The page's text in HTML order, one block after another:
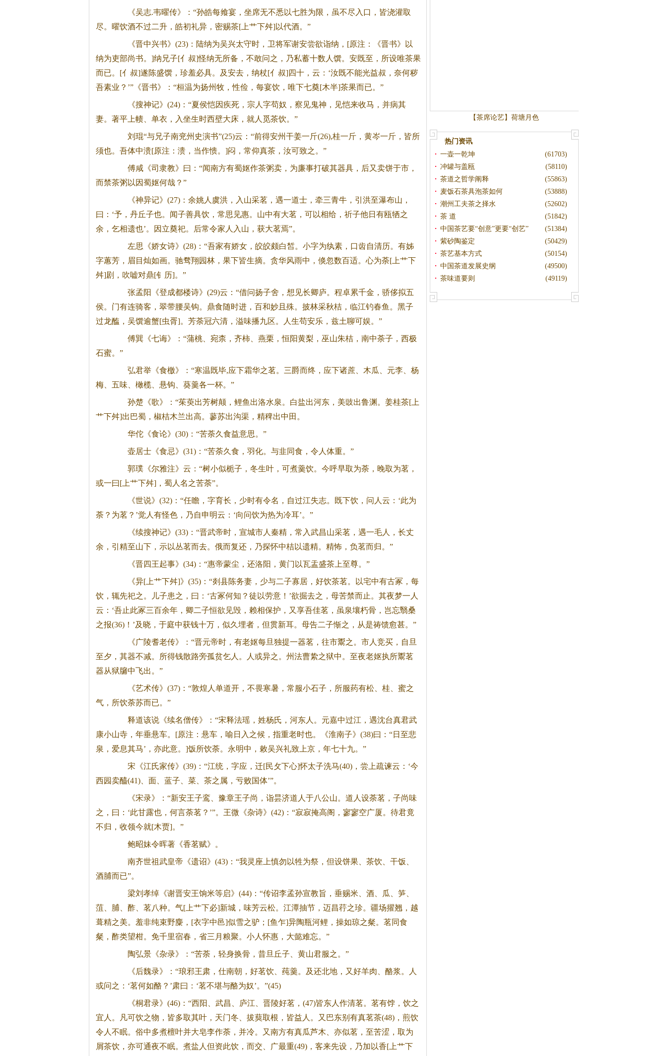
《吴志.韦曜传》：“孙皓每飨宴，坐席无不悉以七胜为限，虽不尽入口，皆浇灌取
尽。曜饮酒不过二升，皓初礼异，密赐茶[上艹下舛]以代酒。”
《晋中兴书》(23)：陆纳为吴兴太守时，卫将军谢安尝欲诣纳，[原注：《晋书》以
纳为吏部尚书。]纳兄子[亻叔]怪纳无所备，不敢问之，乃私蓄十数人馔。安既至，所设唯茶果
而已。[亻叔]遂陈盛馔，珍羞必具。及安去，纳杖[亻叔]四十，云：‘汝既不能光益叔，奈何秽
吾素业？’”《晋书》：“桓温为扬州牧，性俭，每宴饮，唯下七奠[木半]茶果而已。”
《搜神记》(24)：“夏侯恺因疾死，宗人字苟奴，察见鬼神，见恺来收马，并病其
妻。著平上帻、单衣，入坐生时西壁大床，就人觅茶饮。”
刘琨“与兄子南兖州史演书”(25)云：“前得安州干姜一斤(26),桂一斤，黄岑一斤，皆所
须也。吾体中溃[原注：溃，当作愦。]闷，常仰真茶，汝可致之。”
傅咸《司隶教》曰：“闻南方有蜀妪作茶粥卖，为廉事打破其器具，后又卖饼于市，
而禁茶粥以因蜀妪何哉？”
《神异记》(27)：余姚人虞洪，入山采茗，遇一道士，牵三青牛，引洪至瀑布山，
曰：‘予，丹丘子也。闻子善具饮，常思见惠。山中有大茗，可以相给，祈子他日有瓯牺之
余，乞相遗也’。因立奠祀。后常令家人入山，获大茗焉”。
左思《娇女诗》(28)：“吾家有娇女，皎皎颇白皙。小字为纨素，口齿自清历。有姊
字蕙芳，眉目灿如画。驰骛翔园林，果下皆生摘。贪华风雨中，倏忽数百适。心为荼[上艹下
舛]剧，吹嘘对鼎[钅历]。”
张孟阳《登成都楼诗》(29)云：“借问扬子舍，想见长卿庐。程卓累千金，骄侈拟五
侯。门有连骑客，翠带腰吴钩。鼎食随时进，百和妙且殊。披林采秋桔，临江钓春鱼。黑子
过龙醢，吴馔逾蟹[虫胥]。芳荼冠六清，溢味播九区。人生苟安乐，兹土聊可娱。”
傅巽《七诲》：“蒲桃、宛柰，齐柿、燕栗，恒阳黄梨，巫山朱桔，南中荼子，西极
石蜜。”
弘君举《食檄》：“寒温既毕,应下霜华之茗。三爵而终，应下诸蔗、木瓜、元李、杨
梅、五味、橄榄、悬钩、葵羹各一杯。”
孙楚《歌》：“茱萸出芳树颠，鲤鱼出洛水泉。白盐出河东，美豉出鲁渊。姜桂茶[上
艹下舛]出巴蜀，椒桔木兰出高。蓼苏出沟渠，精稗出中田。
华佗《食论》(30)：“苦荼久食益意思。”
壶居士《食忌》(31)：“苦荼久食，羽化。与韭同食，令人体重。”
郭璞《尔雅注》云：“树小似栀子，冬生叶，可煮羹饮。今呼早取为荼，晚取为茗，
或一曰[上艹下舛]，蜀人名之苦荼”。
《世说》(32)：“任瞻，字育长，少时有令名，自过江失志。既下饮，问人云：‘此为
荼？为茗？’觉人有怪色，乃自申明云：‘向问饮为热为冷耳’。”
《续搜神记》(33)：“晋武帝时，宣城市人秦精，常入武昌山采茗，遇一毛人，长丈
余，引精至山下，示以丛茗而去。俄而复还，乃探怀中桔以遗精。精怖，负茗而归。”
《晋四王起事》(34)：“惠帝蒙尘，还洛阳，黄门以瓦盂盛茶上至尊。”
《异[上艹下舛]》(35)：“剡县陈务妻，少与二子寡居，好饮茶茗。以宅中有古冢，每
饮，辄先祀之。儿子患之，曰：‘古冢何知？徒以劳意！’欲掘去之，母苦禁而止。其夜梦一人
云：‘吾止此冢三百余年，卿二子恒欲见毁，赖相保护，又享吾佳茗，虽泉壤朽骨，岂忘翳桑
之报(36)！’及晓，于庭中获钱十万，似久埋者，但贯新耳。母告二子惭之，从是祷馈愈甚。”
《广陵耆老传》：“晋元帝时，有老妪每旦独提一器茗，往市鬻之。市人竞买，自旦
至夕，其器不减。所得钱散路旁孤贫乞人。人或异之。州法曹絷之狱中。至夜老妪执所鬻茗
器从狱牖中飞出。”
《艺术传》(37)：“敦煌人单道开，不畏寒暑，常服小石子，所服药有松、桂、蜜之
气，所饮荼苏而已。”
释道该说《续名僧传》：“宋释法瑶，姓杨氏，河东人。元嘉中过江，遇沈台真君武
康小山寺，年垂悬车。[原注：悬车，喻日入之候，指重老时也。《淮南子》(38)曰：“日至悲
泉，爱息其马’，亦此意。]饭所饮荼。永明中，敕吴兴礼致上京，年七十九。”
宋《江氏家传》(39)：“江统，字应，迁[民攵下心]怀太子洗马(40)，尝上疏谏云：‘今
西园卖醯(41)、面、蓝子、菜、 茶之属，亏败国体’”。
《宋录》：“新安王子鸾、豫章王子尚，诣昙济道人于八公山。道人设荼茗，子尚味
之，曰：‘此甘露也，何言荼茗？’”。王微《杂诗》(42)：“寂寂掩高阁，寥寥空广厦。待君竟
不归，收领今就[木贾]。”
鲍昭妹令晖著《香茗赋》。
南齐世祖武皇帝《遗诏》(43)：“我灵座上慎勿以牲为祭，但设饼果、茶饮、干饭、
酒脯而已”。
梁刘孝绰《谢晋安王饷米等启》(44)：“传诏李孟孙宣教旨，垂赐米、酒、瓜、笋、
菹、脯、酢、茗八种。气[上艹下必]新城，味芳云松。江潭抽节，迈昌荇之珍。疆场擢翘，越
葺精之美。羞非纯束野麋，[衣字中邑]似雪之驴；[鱼乍]异陶瓶河鲤，操如琼之粲。茗同食
粲，酢类望柑。免千里宿春，省三月粮聚。小人怀惠，大懿难忘。”
陶弘景《杂录》：“苦荼，轻身换骨，昔旦丘子、黄山君服之。”
《后魏录》：“琅邪王肃，仕南朝，好茗饮、莼羹。及还北地，又好羊肉、酪浆。人
或问之：‘茗何如酪？’肃曰：‘茗不堪与酪为奴’。”(45)
《桐君录》(46)：“西阳、武昌、庐江、晋陵好茗，(47)皆东人作清茗。茗有饽，饮之
宜人。凡可饮之物，皆多取其叶，天门冬、拔葜取根，皆益人。又巴东别有真茗茶(48)，煎饮
令人不眠。俗中多煮檀叶并大皂李作荼，并冷。又南方有真瓜芦木、亦似茗，至苦涩，取为
屑茶饮，亦可通夜不眠。煮盐人但资此饮，而交、广最重(49)，客来先设，乃加以香[上艹下
【茶席论艺】荷塘月色
热门资讯
(61703)
一壶一乾坤
(58110)
冲罐与盖瓯
(55863)
茶道之哲学阐释
(53888)
麦饭石茶具泡茶如何
(52602)
潮州工夫茶之择水
(51842)
茶 道
(51384)
中国茶艺要“创意”更要“创艺”
(50429)
紫砂陶鉴定
(50154)
茶艺基本方式
(49500)
中国茶道发展史纲
(49119)
茶味道要则